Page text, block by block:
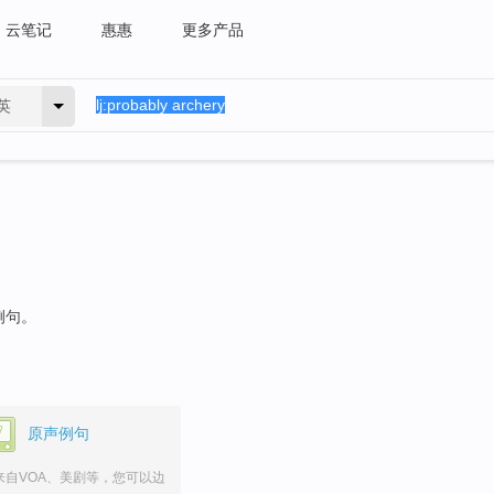
云笔记 惠惠 更多产品
。
原声例句
自VOA、美剧等，您可以边